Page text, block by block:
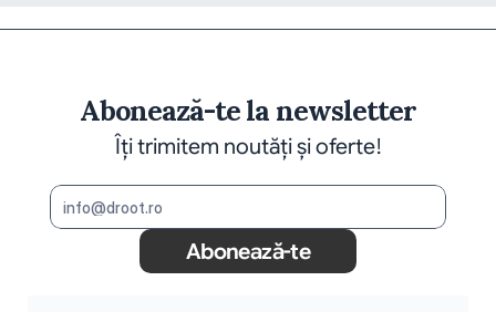
Abonează-te la newsletter
Îți trimitem noutăți și oferte!
Abonează-te